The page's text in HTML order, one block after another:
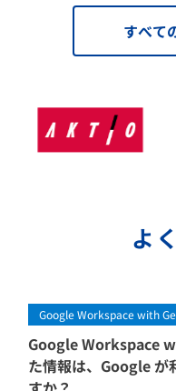
すべて
よ
Google Workspace with
Google Workspace
た情報は、Google が